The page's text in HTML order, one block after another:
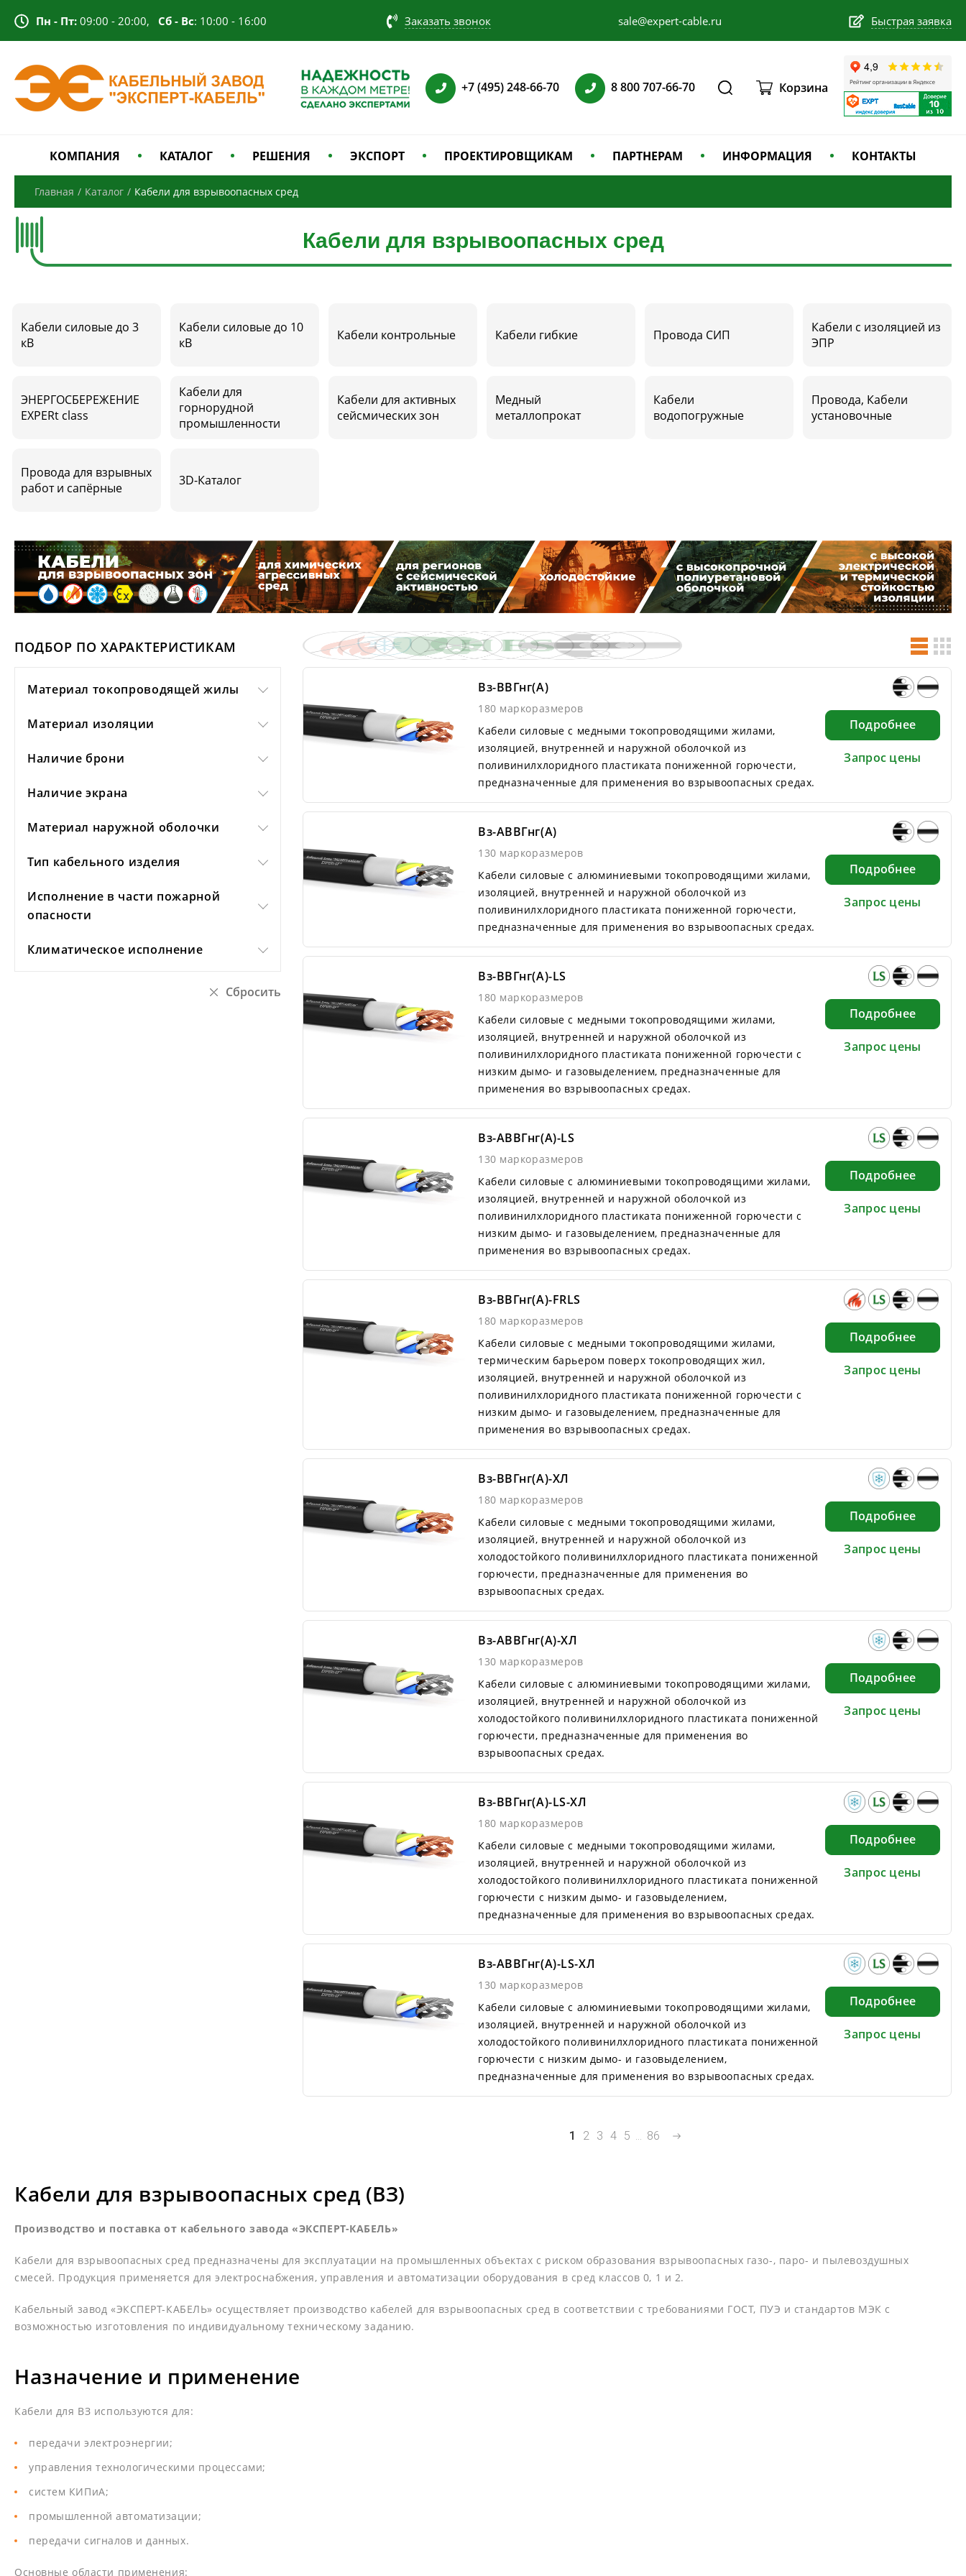
Пн - Пт: 09:00 - 20:00, Сб - Вс: 10:00 - 16:00 Заказать звонок sale@expert-cable.ru Быстрая заявка
+7 (495) 248-66-70 8 800 707-66-70 Корзина
КОМПАНИЯ КАТАЛОГ РЕШЕНИЯ ЭКСПОРТ ПРОЕКТИРОВЩИКАМ ПАРТНЕРАМ ИНФОРМАЦИЯ КОНТАКТЫ
Главная / Каталог / Кабели для взрывоопасных сред
Кабели для взрывоопасных сред
Кабели силовые до 3
кВ
Кабели силовые до 10
кВ
Кабели контрольные Кабели гибкие Провода СИП
Кабели с изоляцией из
ЭПР
ЭНЕРГОСБЕРЕЖЕНИЕ
EXPERt class
Кабели для
горнорудной
промышленности
Кабели для активных
сейсмических зон
Медный
металлопрокат
Кабели
водопогружные
Провода, Кабели
установочные
Провода для взрывных
работ и сапёрные
3D-Каталог
ПОДБОР ПО ХАРАКТЕРИСТИКАМ
Материал токопроводящей жилы
Материал изоляции
Наличие брони
Наличие экрана
Материал наружной оболочки
Тип кабельного изделия
Исполнение в части пожарной
опасности
Климатическое исполнение
Вз-ВВГнг(А)
180 маркоразмеров
Кабели силовые с медными токопроводящими жилами,
изоляцией, внутренней и наружной оболочкой из
поливинилхлоридного пластиката пониженной горючести,
предназначенные для применения во взрывоопасных средах.
Подробнее
Запрос цены
Вз-АВВГнг(А)
130 маркоразмеров
Кабели силовые с алюминиевыми токопроводящими жилами,
изоляцией, внутренней и наружной оболочкой из
поливинилхлоридного пластиката пониженной горючести,
предназначенные для применения во взрывоопасных средах.
Подробнее
Запрос цены
Вз-ВВГнг(А)-LS
180 маркоразмеров
Кабели силовые с медными токопроводящими жилами,
изоляцией, внутренней и наружной оболочкой из
поливинилхлоридного пластиката пониженной горючести с
низким дымо- и газовыделением, предназначенные для
применения во взрывоопасных средах.
Подробнее
Запрос цены
Вз-АВВГнг(А)-LS
130 маркоразмеров
Кабели силовые с алюминиевыми токопроводящими жилами,
изоляцией, внутренней и наружной оболочкой из
поливинилхлоридного пластиката пониженной горючести с
низким дымо- и газовыделением, предназначенные для
применения во взрывоопасных средах.
Подробнее
Запрос цены
Вз-ВВГнг(А)-FRLS
180 маркоразмеров
Кабели силовые с медными токопроводящими жилами,
термическим барьером поверх токопроводящих жил,
изоляцией, внутренней и наружной оболочкой из
поливинилхлоридного пластиката пониженной горючести с
низким дымо- и газовыделением, предназначенные для
применения во взрывоопасных средах.
Подробнее
Запрос цены
Вз-ВВГнг(А)-ХЛ
180 маркоразмеров
Кабели силовые с медными токопроводящими жилами,
изоляцией, внутренней и наружной оболочкой из
холодостойкого поливинилхлоридного пластиката пониженной
горючести, предназначенные для применения во
взрывоопасных средах.
Подробнее
Запрос цены
Вз-АВВГнг(А)-ХЛ
130 маркоразмеров
Кабели силовые с алюминиевыми токопроводящими жилами,
изоляцией, внутренней и наружной оболочкой из
холодостойкого поливинилхлоридного пластиката пониженной
горючести, предназначенные для применения во
взрывоопасных средах.
Подробнее
Запрос цены
Вз-ВВГнг(А)-LS-ХЛ
180 маркоразмеров
Кабели силовые с медными токопроводящими жилами,
изоляцией, внутренней и наружной оболочкой из
холодостойкого поливинилхлоридного пластиката пониженной
горючести с низким дымо- и газовыделением,
предназначенные для применения во взрывоопасных средах.
Подробнее
Запрос цены
Вз-АВВГнг(А)-LS-ХЛ
130 маркоразмеров
Кабели силовые с алюминиевыми токопроводящими жилами,
изоляцией, внутренней и наружной оболочкой из
холодостойкого поливинилхлоридного пластиката пониженной
горючести с низким дымо- и газовыделением,
предназначенные для применения во взрывоопасных средах.
Подробнее
Запрос цены
1 2 3 4 5 ... 86
Кабели для взрывоопасных сред (ВЗ)
Производство и поставка от кабельного завода «ЭКСПЕРТ-КАБЕЛЬ»
Кабели для взрывоопасных сред предназначены для эксплуатации на промышленных объектах с риском образования взрывоопасных газо-, паро- и пылевоздушных
смесей. Продукция применяется для электроснабжения, управления и автоматизации оборудования в сред классов 0, 1 и 2.
Кабельный завод «ЭКСПЕРТ-КАБЕЛЬ» осуществляет производство кабелей для взрывоопасных сред в соответствии с требованиями ГОСТ, ПУЭ и стандартов МЭК с
возможностью изготовления по индивидуальному техническому заданию.
Назначение и применение
Кабели для ВЗ используются для:
передачи электроэнергии;
управления технологическими процессами;
систем КИПиА;
промышленной автоматизации;
передачи сигналов и данных.
Основные области применения: